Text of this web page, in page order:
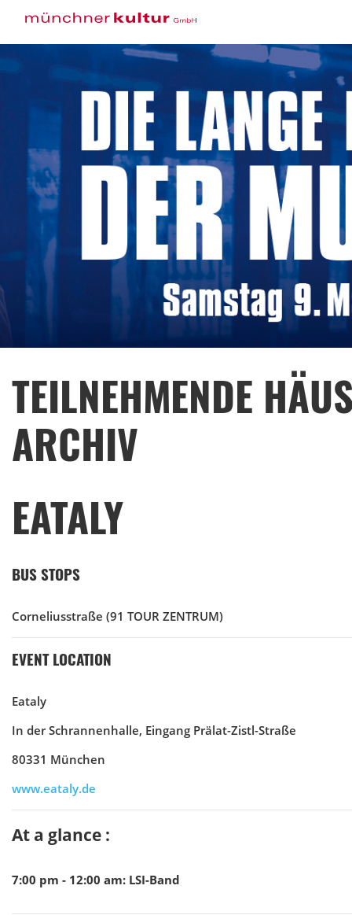
TEILNEHMENDE
ARCHIV
EATALY
BUS STOPS
Corneliusstraße (91 TOUR ZENTRUM)
EVENT LOCATION
Eataly
In der Schrannenhalle, Eingang Prälat-Zistl-Straße
80331 München
www.eataly.de
At a glance :
7:00 pm - 12:00 am: LSI-Band